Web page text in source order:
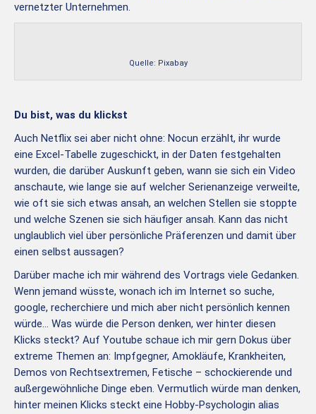
vernetzter Unternehmen.
Quelle: Pixabay
Du bist, was du klickst
Auch Netflix sei aber nicht ohne: Nocun erzählt, ihr wurde
eine Excel-Tabelle zugeschickt, in der Daten festgehalten
wurden, die darüber Auskunft geben, wann sie sich ein Video
anschaute, wie lange sie auf welcher Serienanzeige verweilte,
wie oft sie sich etwas ansah, an welchen Stellen sie stoppte
und welche Szenen sie sich häufiger ansah. Kann das nicht
unglaublich viel über persönliche Präferenzen und damit über
einen selbst aussagen?
Darüber mache ich mir während des Vortrags viele Gedanken.
Wenn jemand wüsste, wonach ich im Internet so suche,
google, recherchiere und mich aber nicht persönlich kennen
würde… Was würde die Person denken, wer hinter diesen
Klicks steckt? Auf Youtube schaue ich mir gern Dokus über
extreme Themen an: Impfgegner, Amokläufe, Krankheiten,
Demos von Rechtsextremen, Fetische – schockierende und
außergewöhnliche Dinge eben. Vermutlich würde man denken,
hinter meinen Klicks steckt eine Hobby-Psychologin alias